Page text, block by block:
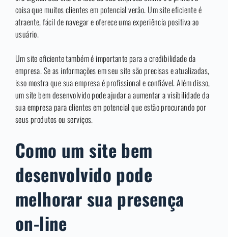
coisa que muitos clientes em potencial verão. Um site eficiente é
atraente, fácil de navegar e oferece uma experiência positiva ao
usuário.
Um site eficiente também é importante para a credibilidade da
empresa. Se as informações em seu site são precisas e atualizadas,
isso mostra que sua empresa é profissional e confiável. Além disso,
um site bem desenvolvido pode ajudar a aumentar a visibilidade da
sua empresa para clientes em potencial que estão procurando por
seus produtos ou serviços.
Como um site bem
desenvolvido pode
melhorar sua presença
on-line